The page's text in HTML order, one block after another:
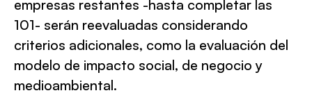
empresas restantes -hasta completar las
101- serán reevaluadas considerando
criterios adicionales, como la evaluación del
modelo de impacto social, de negocio y
medioambiental.